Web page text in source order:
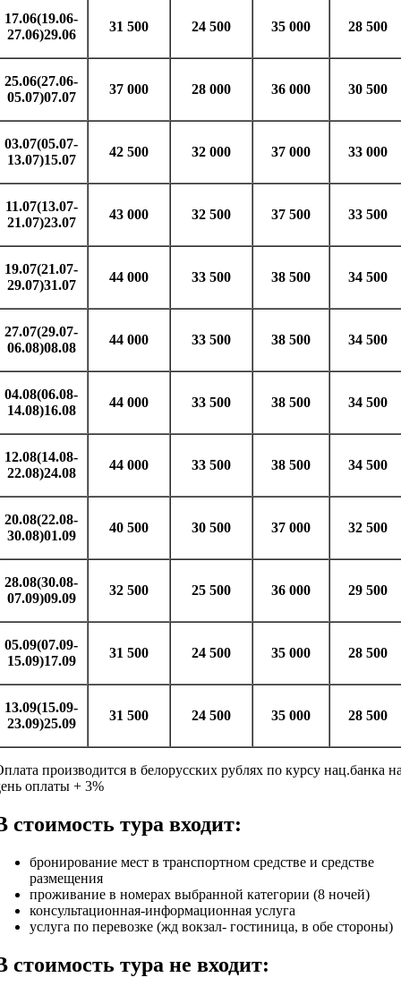
17.06(19.06-
27.06)29.06
31 500 24 500 35 000 28 500
25.06(27.06-
05.07)07.07
37 000 28 000 36 000 30 500
03.07(05.07-
13.07)15.07
42 500 32 000 37 000 33 000
11.07(13.07-
21.07)23.07
43 000 32 500 37 500 33 500
19.07(21.07-
29.07)31.07
44 000 33 500 38 500 34 500
27.07(29.07-
06.08)08.08
44 000 33 500 38 500 34 500
04.08(06.08-
14.08)16.08
44 000 33 500 38 500 34 500
12.08(14.08-
22.08)24.08
44 000 33 500 38 500 34 500
20.08(22.08-
30.08)01.09
40 500 30 500 37 000 32 500
28.08(30.08-
07.09)09.09
32 500 25 500 36 000 29 500
05.09(07.09-
15.09)17.09
31 500 24 500 35 000 28 500
13.09(15.09-
23.09)25.09
31 500 24 500 35 000 28 500
производится в белорусских рублях по курсу нац.банка
оплаты + 3%
стоимость тура входит:
бронирование мест в транспортном средстве и средстве
размещения
проживание в номерах выбранной категории (8 ночей)
консультационная-информационная услуга
услуга по перевозке (жд вокзал- гостиница, в обе стороны)
стоимость тура не входит: